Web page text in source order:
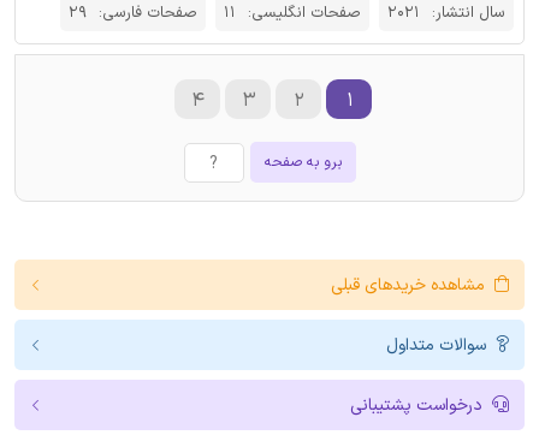
سال انتشار:
2021 صفحات انگلیسی: 11 صفحات فارسی: 29
برو به صفحه
۱ ۲ ۳ ۴
مشاهده خریدهای قبلی
سوالات متداول
درخواست پشتیبانی